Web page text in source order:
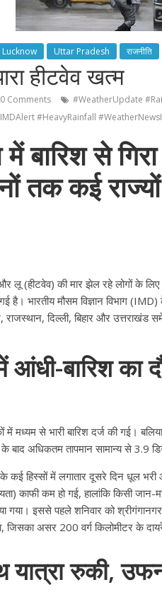
Lucknow Uttar Pradesh राजनीति
हीटवेव खत्म
0 Comments
#WeatherUpdate
#HeavyRainfall
से
तक कई
लू (हीटवेव) की मार झेल रहे लोगों के
गई है। भारतीय मौसम विज्ञान विभाग
राजस्थान, दिल्ली, बिहार और
आंधी-बारिश का
में मध्यम से भारी बारिश दर्ज की गई।
बाद अधिकतम तापमान सामान्य से 3.9
कई हिस्सों में लगातार दूसरे दिन धूल
काफी कम हो गई, हालांकि किसी
गया। इससे पहले शनिवार को
जिसका असर 200 वर्ग किलोमीटर के
यात्रा रुकी,